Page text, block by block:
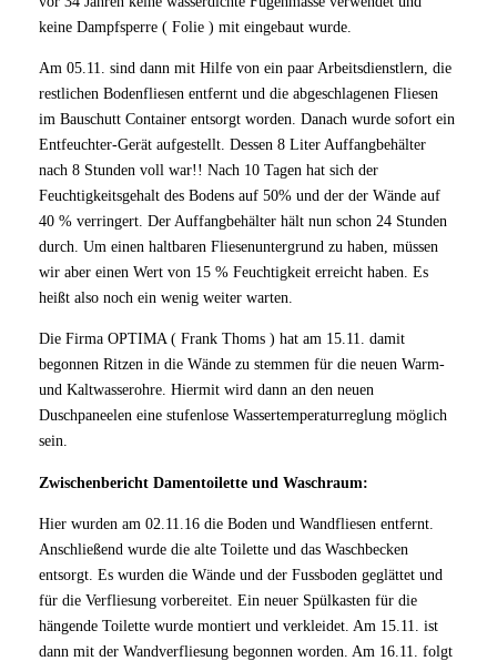
keine Dampfsperre ( Folie ) mit eingebaut wurde.
Am 05.11. sind dann mit Hilfe von ein paar Arbeitsdienstlern, die
restlichen Bodenfliesen entfernt und die abgeschlagenen Fliesen
im Bauschutt Container entsorgt worden. Danach wurde sofort ein
Entfeuchter-Gerät aufgestellt. Dessen 8 Liter Auffangbehälter
nach 8 Stunden voll war!! Nach 10 Tagen hat sich der
Feuchtigkeitsgehalt des Bodens auf 50% und der der Wände auf
40 % verringert. Der Auffangbehälter hält nun schon 24 Stunden
durch. Um einen haltbaren Fliesenuntergrund zu haben, müssen
wir aber einen Wert von 15 % Feuchtigkeit erreicht haben. Es
heißt also noch ein wenig weiter warten.
Die Firma OPTIMA ( Frank Thoms ) hat am 15.11. damit
begonnen Ritzen in die Wände zu stemmen für die neuen Warm-
und Kaltwasserohre. Hiermit wird dann an den neuen
Duschpaneelen eine stufenlose Wassertemperaturreglung möglich
sein.
Zwischenbericht Damentoilette und Waschraum:
Hier wurden am 02.11.16 die Boden und Wandfliesen entfernt.
Anschließend wurde die alte Toilette und das Waschbecken
entsorgt. Es wurden die Wände und der Fussboden geglättet und
für die Verfliesung vorbereitet. Ein neuer Spülkasten für die
hängende Toilette wurde montiert und verkleidet. Am 15.11. ist
dann mit der Wandverfliesung begonnen worden. Am 16.11. folgt